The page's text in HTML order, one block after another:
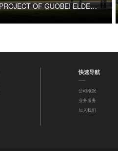
CONSTRUCTION PROJECT OF GUOBEI ELDERLY SERVICE CENTER IN DONGXING DISTRICT, NEIJIANG CITY
快速导航
公司概况
业务服务
加入我们